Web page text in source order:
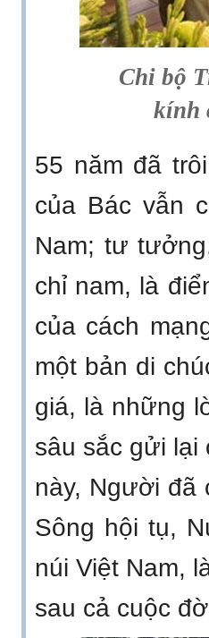
Chi bộ
kính
55 năm đã
của Bác vẫn
Nam; tư
chỉ nam, là
của cách
một bản di
giá, là những
sâu sắc gửi lại
này, Người đã
Sông hội tụ,
núi Việt Nam,
sau cả cuộc